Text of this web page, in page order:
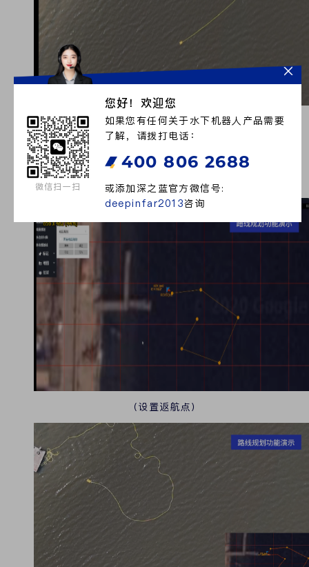
（自主完成区域搜寻）
自主返航功能的使用能够极大地便利了ROV的回收过
程。用户可在作业开始前预先设定返航点，一旦ROV完成既
定任务，它便会智能识别并自动返回至该固定位置，极大地
简化了回收流程，提高了作业效率。
（设置返航点）
微信扫一扫
您好！欢迎您
如果您有任何关于水下机器人产品需要
了解，请拨打电话：
400 806 2688
或添加深之蓝官方微信号:
deepinfar2013咨询